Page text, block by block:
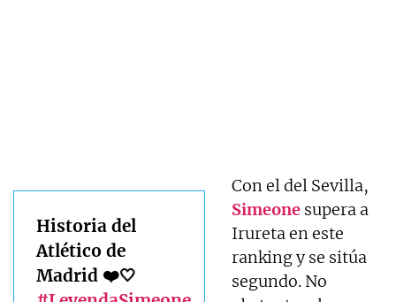
Historia del
Atlético de
Madrid ❤️🤍
Con el del Sevilla,
Simeone supera a
Irureta en este
ranking y se sitúa
segundo. No